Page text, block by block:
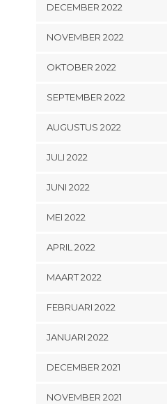
DECEMBER 2022
NOVEMBER 2022
OKTOBER 2022
SEPTEMBER 2022
AUGUSTUS 2022
JULI 2022
JUNI 2022
MEI 2022
APRIL 2022
MAART 2022
FEBRUARI 2022
JANUARI 2022
DECEMBER 2021
NOVEMBER 2021